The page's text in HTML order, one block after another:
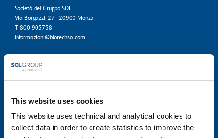
This website uses cookies
This website uses technical and analytical cookies to
collect data in order to create statistics to improve the
Società del Gruppo SOL
Via Borgazzi, 27 - 20900 Monza
T. 800 905758
informazioni@biotechsol.com
Cap. soc. i.v. 110.000 euro - Sede Legale Monza R.E.A. 1863823